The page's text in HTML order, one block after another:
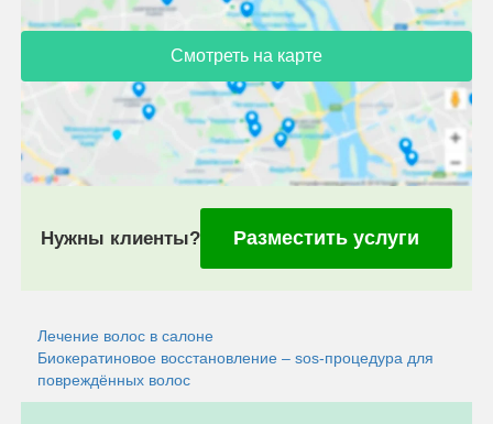
Смотреть на карте
Нужны клиенты? Разместить услуги
Лечение волос в салоне
Биокератиновое восстановление – sos-процедура для
повреждённых волос